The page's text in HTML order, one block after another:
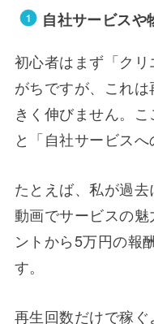
自社サービスや
初心者はまず「ク
がちですが、これ
きく伸びません。こ
と「自社サービスへ
たとえば、私が過
動画でサービスの
ントから5万円の報
す。
再生回数だけで稼